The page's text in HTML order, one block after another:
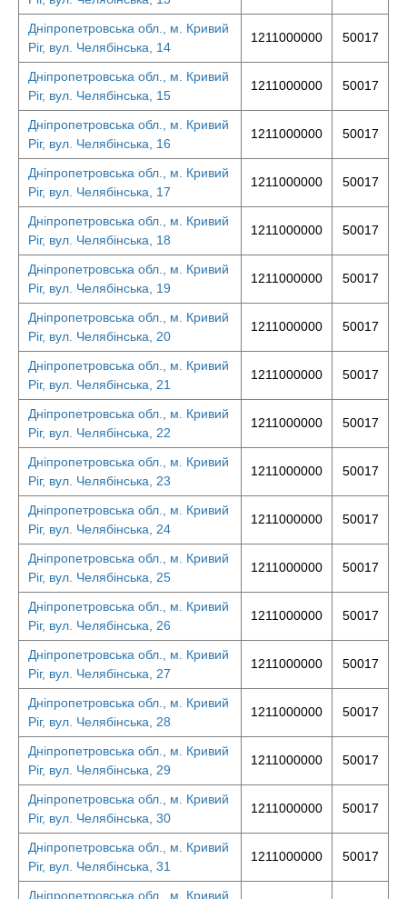
Дніпропетровська обл., м. Кривий
Ріг, вул. Челябінська, 14
1211000000 50017
Дніпропетровська обл., м. Кривий
Ріг, вул. Челябінська, 15
1211000000 50017
Дніпропетровська обл., м. Кривий
Ріг, вул. Челябінська, 16
1211000000 50017
Дніпропетровська обл., м. Кривий
Ріг, вул. Челябінська, 17
1211000000 50017
Дніпропетровська обл., м. Кривий
Ріг, вул. Челябінська, 18
1211000000 50017
Дніпропетровська обл., м. Кривий
Ріг, вул. Челябінська, 19
1211000000 50017
Дніпропетровська обл., м. Кривий
Ріг, вул. Челябінська, 20
1211000000 50017
Дніпропетровська обл., м. Кривий
Ріг, вул. Челябінська, 21
1211000000 50017
Дніпропетровська обл., м. Кривий
Ріг, вул. Челябінська, 22
1211000000 50017
Дніпропетровська обл., м. Кривий
Ріг, вул. Челябінська, 23
1211000000 50017
Дніпропетровська обл., м. Кривий
Ріг, вул. Челябінська, 24
1211000000 50017
Дніпропетровська обл., м. Кривий
Ріг, вул. Челябінська, 25
1211000000 50017
Дніпропетровська обл., м. Кривий
Ріг, вул. Челябінська, 26
1211000000 50017
Дніпропетровська обл., м. Кривий
Ріг, вул. Челябінська, 27
1211000000 50017
Дніпропетровська обл., м. Кривий
Ріг, вул. Челябінська, 28
1211000000 50017
Дніпропетровська обл., м. Кривий
Ріг, вул. Челябінська, 29
1211000000 50017
Дніпропетровська обл., м. Кривий
Ріг, вул. Челябінська, 30
1211000000 50017
Дніпропетровська обл., м. Кривий
Ріг, вул. Челябінська, 31
1211000000 50017
Дніпропетровська обл., м. Кривий